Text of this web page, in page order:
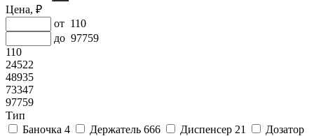
Цена, ₽
от 110
до 97759
110
24522
48935
73347
97759
Тип
Баночка 4 Держатель 666 Диспенсер 21
Дозатор